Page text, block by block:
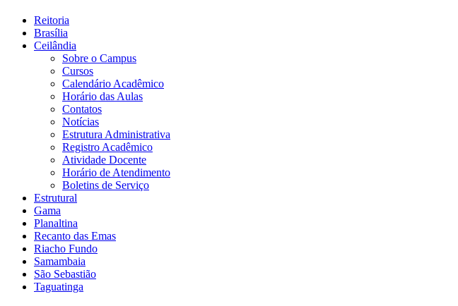
Reitoria
Brasília
Ceilândia
Sobre o Campus
Cursos
Calendário Acadêmico
Horário das Aulas
Contatos
Notícias
Estrutura Administrativa
Registro Acadêmico
Atividade Docente
Horário de Atendimento
Boletins de Serviço
Estrutural
Gama
Planaltina
Recanto das Emas
Riacho Fundo
Samambaia
São Sebastião
Taguatinga